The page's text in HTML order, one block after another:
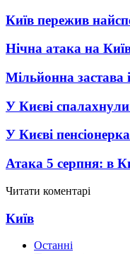
Київ пережив
Нічна атака на
Мільйонна застава
У Києві
У Києві
Атака 5 серпня: в
Читати коментарі
Київ
Останні